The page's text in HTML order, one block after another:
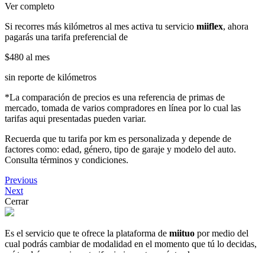
Ver completo
Si recorres más kilómetros al mes activa tu servicio miiflex, ahora
pagarás una tarifa preferencial de
$480 al mes
sin reporte de kilómetros
*La comparación de precios es una referencia de primas de
mercado, tomada de varios compradores en línea por lo cual las
tarifas aqui presentadas pueden variar.
Recuerda que tu tarifa por km es personalizada y depende de
factores como: edad, género, tipo de garaje y modelo del auto.
Consulta términos y condiciones.
Previous
Next
Cerrar
Es el servicio que te ofrece la plataforma de miituo por medio del
cual podrás cambiar de modalidad en el momento que tú lo decidas,